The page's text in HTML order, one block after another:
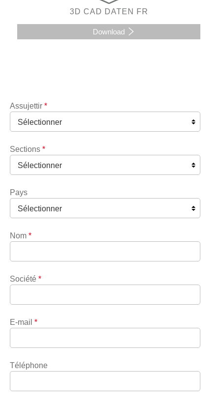
3D CAD DATEN FR
Download
Assujettir *
Sections *
Pays
Nom *
Société *
E-mail *
Téléphone